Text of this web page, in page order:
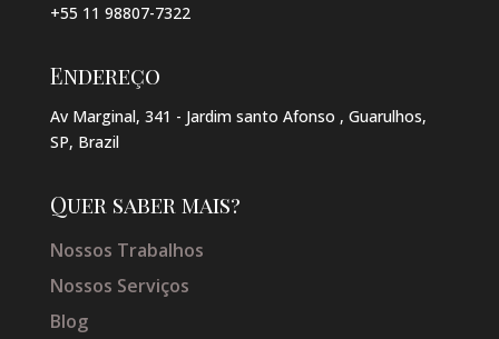
+55 11 98807-7322
Endereço
Av Marginal, 341 - Jardim santo Afonso , Guarulhos,
SP, Brazil
Quer saber mais?
Nossos Trabalhos
Nossos Serviços
Blog